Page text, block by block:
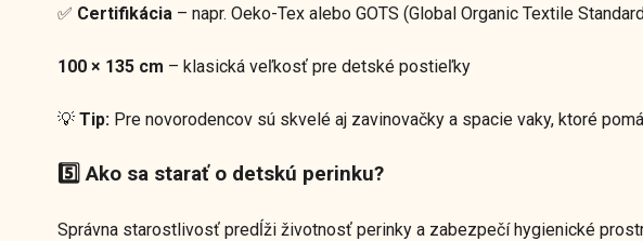
✅ Certifikácia – napr. Oeko-Tex alebo GOTS (Global Organic Textile
100 × 135 cm – klasická veľkosť pre detské postieľky
💡 Tip: Pre novorodencov sú skvelé aj zavinovačky a spacie vaky, ktoré
5️⃣ Ako sa starať o detskú perinku?
Správna starostlivosť predĺži životnosť perinky a zabezpečí hygienické